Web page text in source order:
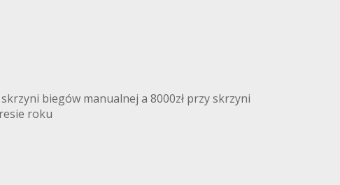
biegów manualnej a 8000zł przy skrzyni
roku